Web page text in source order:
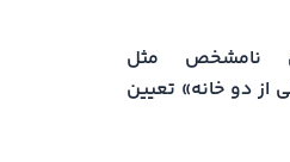
نامشخص مثل
از دو خانه» تعیین